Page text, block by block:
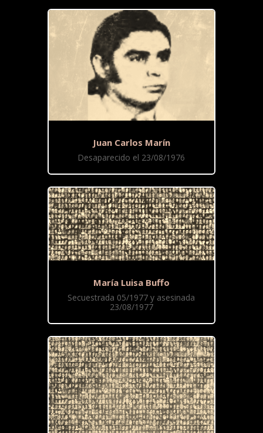
Juan Carlos Marín
Desaparecido el 23/08/1976
María Luisa Buffo
Secuestrada 05/1977 y asesinada
23/08/1977